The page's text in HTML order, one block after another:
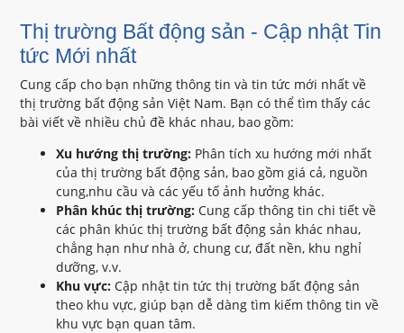
Thị trường Bất động sản - Cập nhật Tin
tức Mới nhất
Cung cấp cho bạn những thông tin và tin tức mới nhất về
thị trường bất động sản Việt Nam. Bạn có thể tìm thấy các
bài viết về nhiều chủ đề khác nhau, bao gồm:
Xu hướng thị trường: Phân tích xu hướng mới nhất
của thị trường bất động sản, bao gồm giá cả, nguồn
cung,nhu cầu và các yếu tố ảnh hưởng khác.
Phân khúc thị trường: Cung cấp thông tin chi tiết về
các phân khúc thị trường bất động sản khác nhau,
chẳng hạn như nhà ở, chung cư, đất nền, khu nghỉ
dưỡng, v.v.
Khu vực: Cập nhật tin tức thị trường bất động sản
theo khu vực, giúp bạn dễ dàng tìm kiếm thông tin về
khu vực bạn quan tâm.